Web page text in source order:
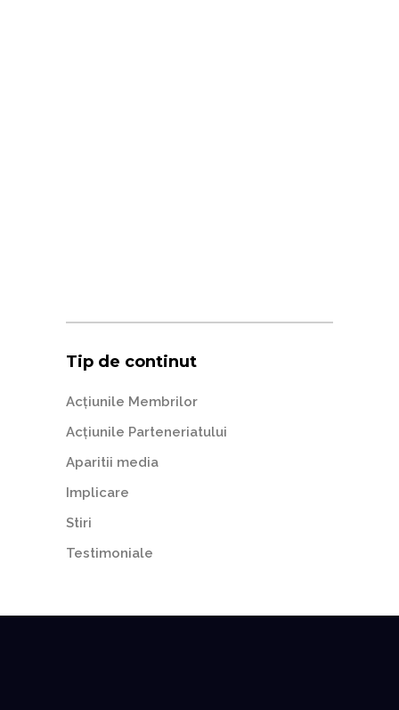
Tip de continut
Acțiunile Membrilor
Acțiunile Parteneriatului
Aparitii media
Implicare
Stiri
Testimoniale